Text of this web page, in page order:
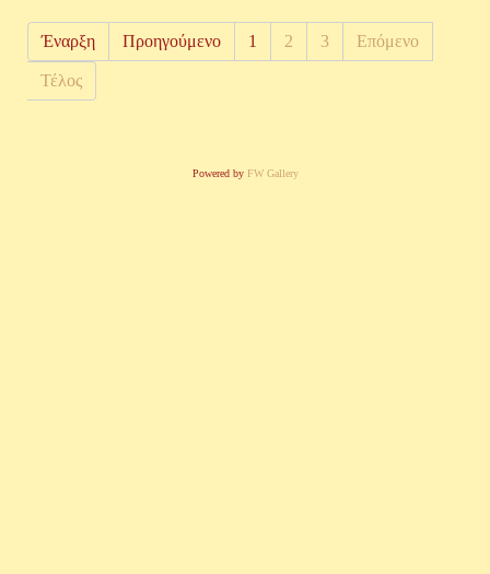
Έναρξη Προηγούμενο 1 2 3 Επόμενο
Τέλος
Powered by FW Gallery